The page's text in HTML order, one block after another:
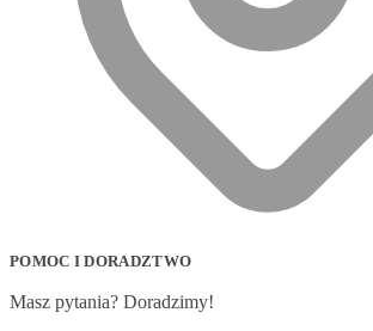
POMOC I DORADZTWO
Masz pytania? Doradzimy!